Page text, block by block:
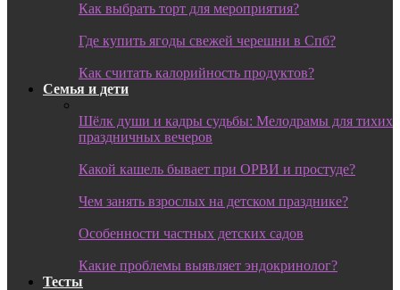
Как выбрать торт для мероприятия?
Где купить ягоды свежей черешни в Спб?
Как считать калорийность продуктов?
Семья и дети
Шёлк души и кадры судьбы: Мелодрамы для тихих
праздничных вечеров
Какой кашель бывает при ОРВИ и простуде?
Чем занять взрослых на детском празднике?
Особенности частных детских садов
Какие проблемы выявляет эндокринолог?
Тесты